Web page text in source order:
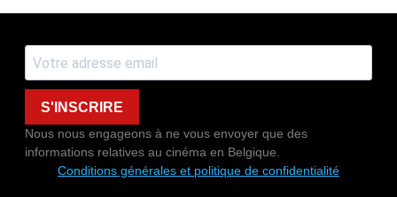
S'INSCRIRE
Nous nous engageons à ne vous envoyer que des
informations relatives au cinéma en Belgique.
Conditions générales et politique de confidentialité